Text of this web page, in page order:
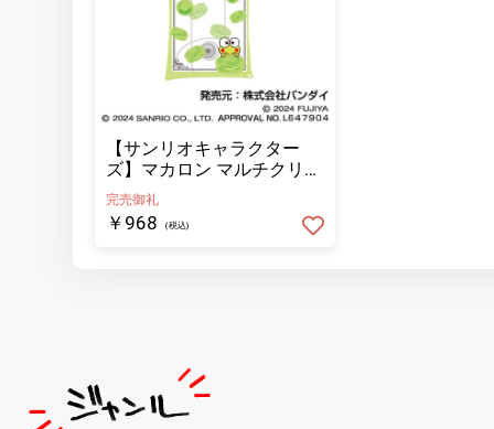
【サンリオキャラクター
ズ】マカロン マルチクリア
Ｓ ０３ けろけろけろっぴ
完売御礼
￥968 (税込)